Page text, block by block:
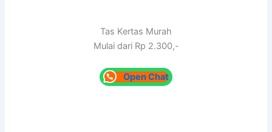
Tas Kertas Murah
Mulai dari Rp 2.300,-
Open Chat